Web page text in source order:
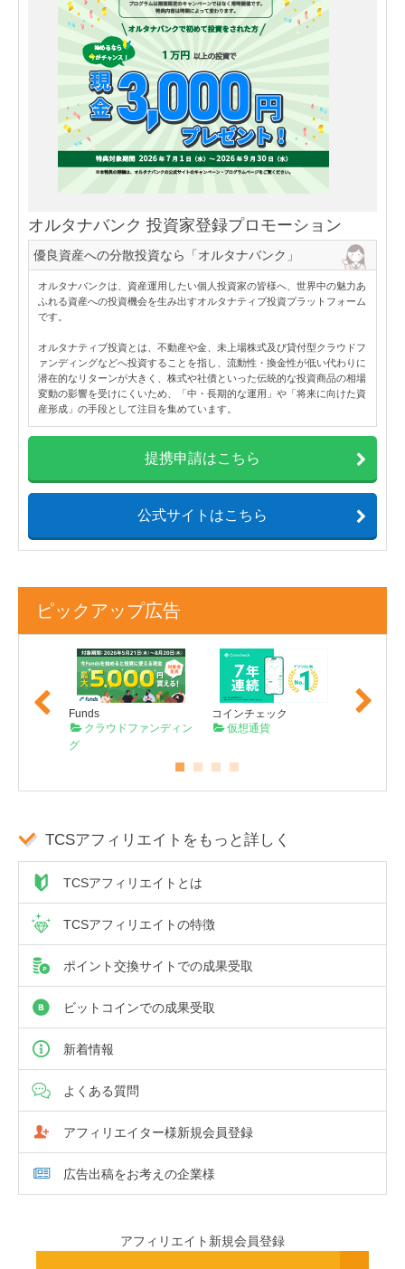
オルタナバンク 投資家登録プロモーション
優良資産への分散投資なら「オルタナバンク」
オルタナバンクは、資産運用したい個人投資家の皆様へ、世界中の魅力あ
ふれる資産への投資機会を生み出すオルタナティブ投資プラットフォーム
です。
オルタナティブ投資とは、不動産や金、未上場株式及び貸付型クラウドフ
ァンディングなどへ投資することを指し、流動性・換金性が低い代わりに
潜在的なリターンが大きく、株式や社債といった伝統的な投資商品の相場
変動の影響を受けにくいため、「中・長期的な運用」や「将来に向けた資
産形成」の手段として注目を集めています。
提携申請はこちら
公式サイトはこちら
ピックアップ広告
Previo
us
Funds
クラウドファンディン
グ
コインチェック
仮想通貨
Next
TCSアフィリエイトをもっと詳しく
TCSアフィリエイトとは
TCSアフィリエイトの特徴
ポイント交換サイトでの成果受取
ビットコインでの成果受取
新着情報
よくある質問
アフィリエイター様新規会員登録
広告出稿をお考えの企業様
アフィリエイト新規会員登録